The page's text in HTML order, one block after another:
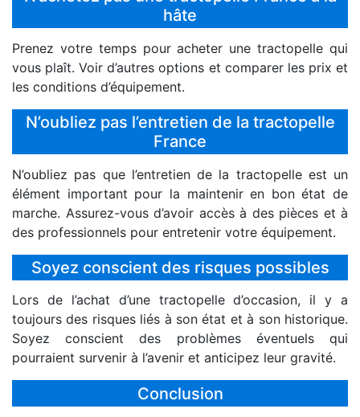
hâte
Prenez votre temps pour acheter une tractopelle qui
vous plaît. Voir d’autres options et comparer les prix et
les conditions d’équipement.
N’oubliez pas l’entretien de la tractopelle
France
N’oubliez pas que l’entretien de la tractopelle est un
élément important pour la maintenir en bon état de
marche. Assurez-vous d’avoir accès à des pièces et à
des professionnels pour entretenir votre équipement.
Soyez conscient des risques possibles
Lors de l’achat d’une tractopelle d’occasion, il y a
toujours des risques liés à son état et à son historique.
Soyez conscient des problèmes éventuels qui
pourraient survenir à l’avenir et anticipez leur gravité.
Conclusion